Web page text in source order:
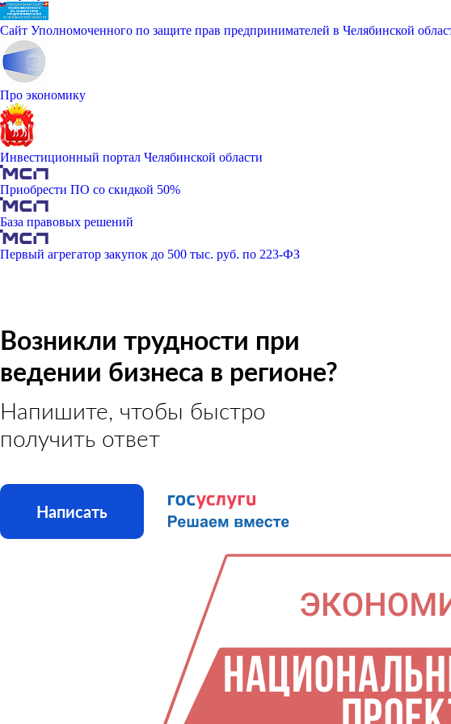
Сайт Уполномоченного по защите прав предпринимателей в Челябинской
Про экономику
Инвестиционный портал Челябинской области
Приобрести ПО со скидкой 50%
База правовых решений
Первый агрегатор закупок до 500 тыс. руб. по 223-ФЗ
Возникли трудности при
ведении бизнеса в регионе?
Напишите, чтобы быстро
получить ответ
Написать